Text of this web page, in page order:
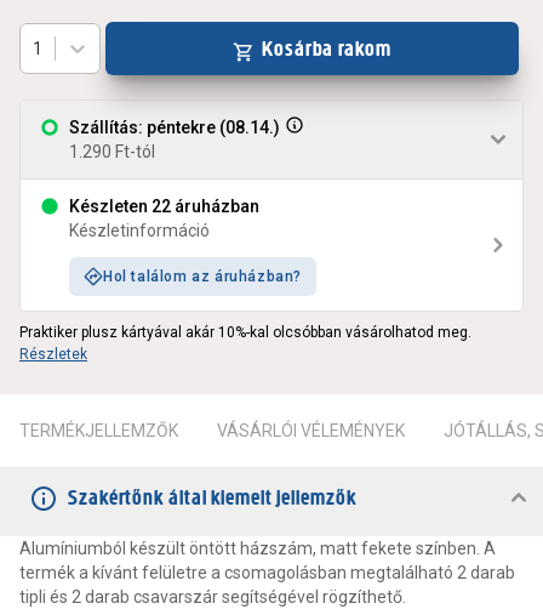
Szállítás: péntekre (08.14.)
1.290 Ft-tól
Készleten 22 áruházban
Készletinformáció
Hol találom az áruházban?
1 Kosárba rakom
Praktiker plusz kártyával akár 10%-kal olcsóbban vásárolhatod meg.
Részletek
TERMÉKJELLEMZŐK VÁSÁRLÓI VÉLEMÉNYEK JÓTÁLLÁS,
Szakértőnk által kiemelt jellemzők
Alumíniumból készült öntött házszám, matt fekete színben. A
termék a kívánt felületre a csomagolásban megtalálható 2 darab
tipli és 2 darab csavarszár segítségével rögzíthető.